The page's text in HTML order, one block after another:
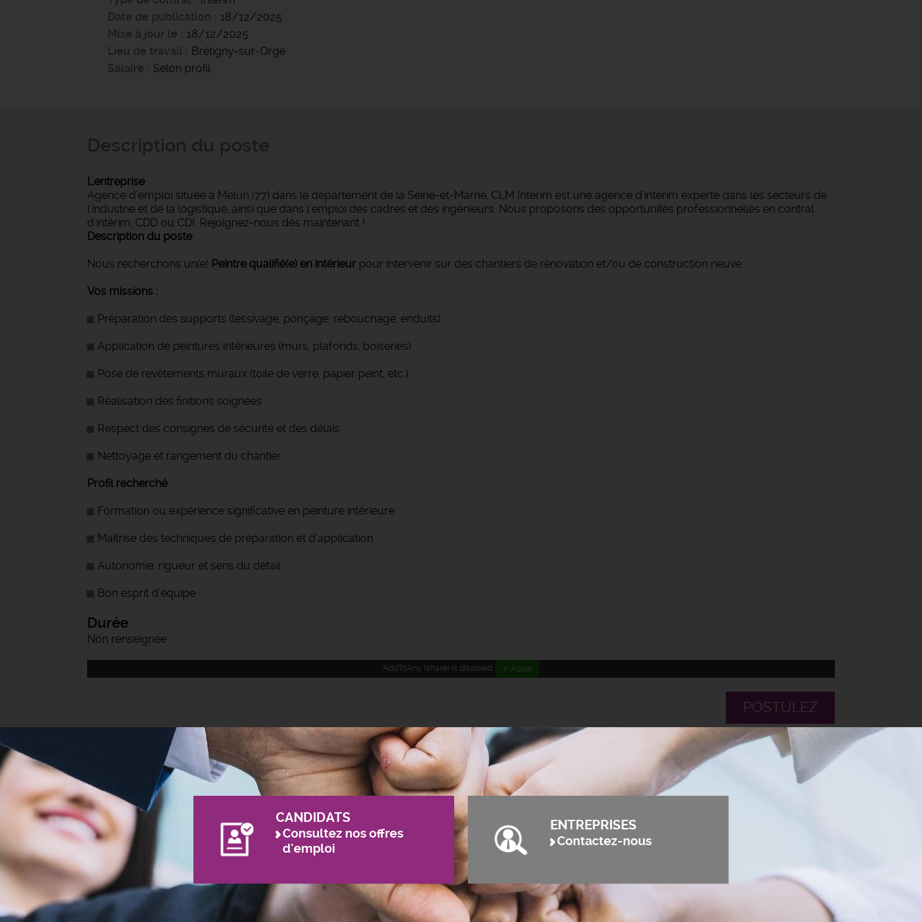
Date de publication
18/12/2025
Mise à jour le
18/12/2025
Lieu de travail
Brétigny-sur-Orge
Salaire
Selon profil
L'entreprise
Agence d’emploi située à Melun (77) dans le département de la Seine-et-Marne, CLM Intérim est une agence d’intérim experte dans les secteurs de
l'industrie et de la logistique, ainsi que dans l'emploi des cadres et des ingénieurs. Nous proposons des opportunités professionnelles en contrat
d'intérim, CDD ou CDI. Rejoignez-nous dès maintenant !
Description du poste
Nous recherchons un(e) Peintre qualifié(e) en intérieur pour intervenir sur des chantiers de rénovation et/ou de construction neuve.
Vos missions :
Préparation des supports (lessivage, ponçage, rebouchage, enduits)
Application de peintures intérieures (murs, plafonds, boiseries)
Pose de revêtements muraux (toile de verre, papier peint, etc.)
Réalisation des finitions soignées
Respect des consignes de sécurité et des délais
Nettoyage et rangement du chantier
Profil recherché
Formation ou expérience significative en peinture intérieure
Maîtrise des techniques de préparation et d’application
Autonomie, rigueur et sens du détail
Bon esprit d’équipe
Durée
Non renseignée
AddToAny (share) is disabled. ✓ Allow
POSTULEZ
CANDIDATS
Consultez nos offres
d'emploi
ENTREPRISES
Contactez-nous